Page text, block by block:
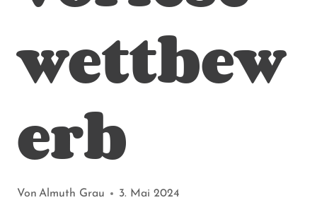
wettbew
erb
Von Almuth Grau 3. Mai 2024